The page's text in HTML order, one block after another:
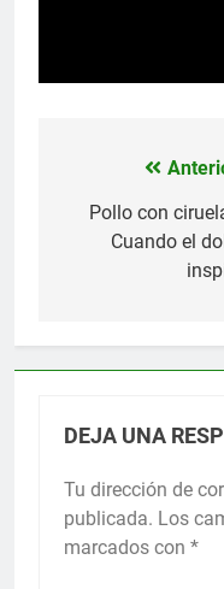
Navegación
dePollo con
Cuando el
DEJA UNA
Tu dirección de
publicada. Los
marcados con *